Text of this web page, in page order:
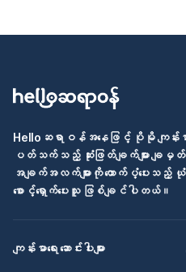
Helloဆရာဝန်အနေဖြင့် ပိုမို ကျန်းမ
ပတ်သက်သည့် ဆုံးဖြတ်ချက်များ ချမှတ်ရ
အချက်အလက်များကို ထောက်ပံ့ပေးသည့် ယုံ
စောင့်ရှောက်ပေးသူ ဖြစ်ချင်ပါတယ်။
ကျန်းမာရေး ဆောင်းပါးများ